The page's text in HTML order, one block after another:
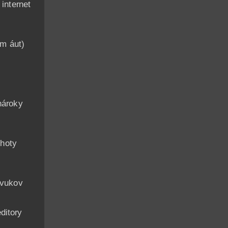
áut)